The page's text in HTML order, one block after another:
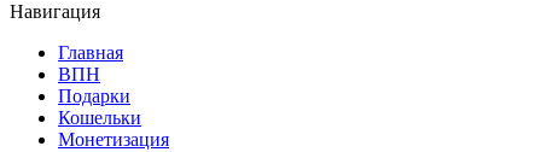
Навигация
Главная
️ВПН
Подарки
Кошельки
Монетизация